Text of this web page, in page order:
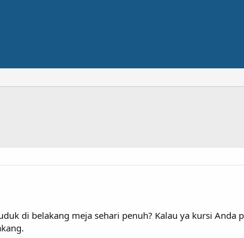
di belakang meja sehari penuh? Kalau ya kursi Anda